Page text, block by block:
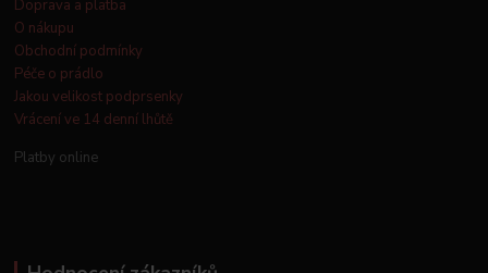
Doprava a platba
O nákupu
Obchodní podmínky
Péče o prádlo
Jakou velikost podprsenky
Vrácení ve 14 denní lhůtě
Platby online